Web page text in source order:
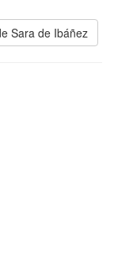
Sara de Ibáñez